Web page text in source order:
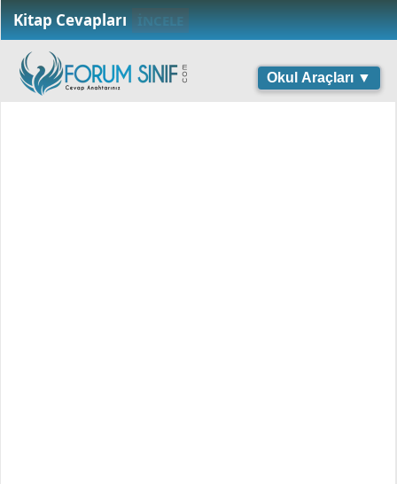
Kitap Cevapları İNCELE
Okul Araçları ▼